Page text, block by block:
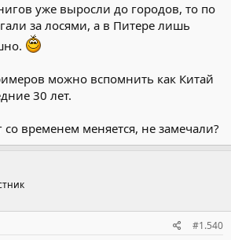
уже выросли до городов, то по
за лосями, а в Питере лишь
можно вспомнить как Китай
30 лет.
временем меняется, не замечали?
#1.540